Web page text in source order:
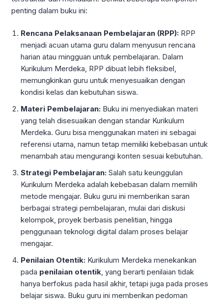
penting dalam buku ini:
Rencana Pelaksanaan Pembelajaran (RPP): RPP
menjadi acuan utama guru dalam menyusun rencana
harian atau mingguan untuk pembelajaran. Dalam
Kurikulum Merdeka, RPP dibuat lebih fleksibel,
memungkinkan guru untuk menyesuaikan dengan
kondisi kelas dan kebutuhan siswa.
Materi Pembelajaran: Buku ini menyediakan materi
yang telah disesuaikan dengan standar Kurikulum
Merdeka. Guru bisa menggunakan materi ini sebagai
referensi utama, namun tetap memiliki kebebasan untuk
menambah atau mengurangi konten sesuai kebutuhan.
Strategi Pembelajaran: Salah satu keunggulan
Kurikulum Merdeka adalah kebebasan dalam memilih
metode mengajar. Buku guru ini memberikan saran
berbagai strategi pembelajaran, mulai dari diskusi
kelompok, proyek berbasis penelitian, hingga
penggunaan teknologi digital dalam proses belajar
mengajar.
Penilaian Otentik: Kurikulum Merdeka menekankan
pada penilaian otentik, yang berarti penilaian tidak
hanya berfokus pada hasil akhir, tetapi juga pada proses
belajar siswa. Buku guru ini memberikan pedoman